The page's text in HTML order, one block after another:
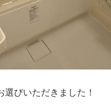
びいただきました！